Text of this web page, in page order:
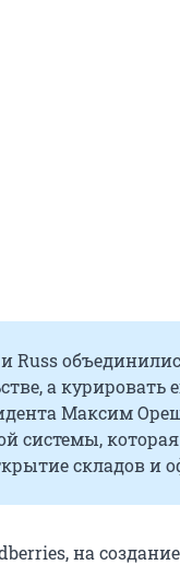
Russ
а курировать
Максим
системы, которая
складов и
на